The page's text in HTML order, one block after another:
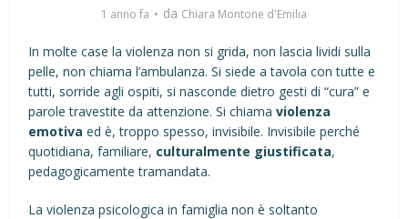
1 anno fa da Chiara Montone d'Emilia
In molte case la violenza non si grida, non lascia lividi sulla
pelle, non chiama l’ambulanza. Si siede a tavola con tutte e
tutti, sorride agli ospiti, si nasconde dietro gesti di “cura” e
parole travestite da attenzione. Si chiamaviolenza
emotiva ed è, troppo spesso, invisibile. Invisibile perché
quotidiana, familiare, culturalmente giustificata,
pedagogicamente tramandata.
La violenza psicologica in famiglia non è soltanto